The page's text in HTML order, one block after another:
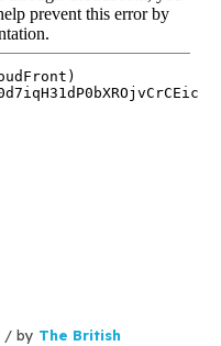
/ by The British